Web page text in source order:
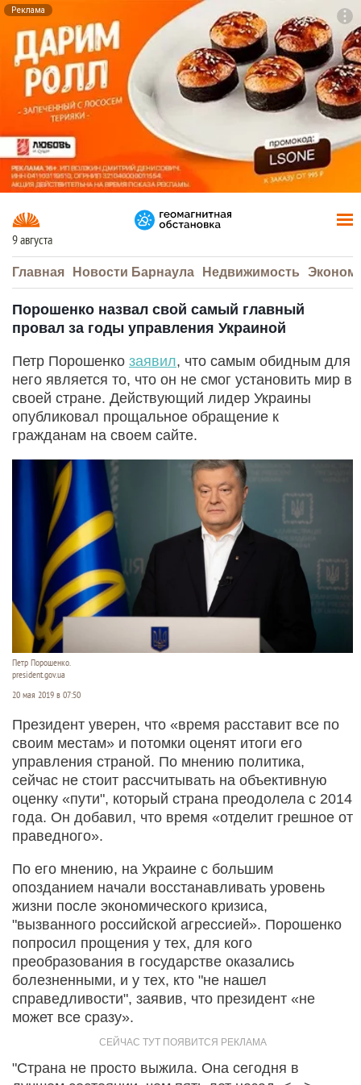
Реклама
9 августа
Главная Новости Барнаула Недвижимость
Порошенко назвал свой самый главный
провал за годы управления Украиной
Петр Порошенко заявил, что самым обидным для
него является то, что он не смог установить мир в
своей стране. Действующий лидер Украины
опубликовал прощальное обращение к
гражданам на своем сайте.
Петр Порошенко.
president.gov.ua
20 мая 2019 в 07:50
Президент уверен, что «время расставит все по
своим местам» и потомки оценят итоги его
управления страной. По мнению политика,
сейчас не стоит рассчитывать на объективную
оценку «пути", который страна преодолела с 2014
года. Он добавил, что время «отделит грешное от
праведного».
По его мнению, на Украине с большим
опозданием начали восстанавливать уровень
жизни после экономического кризиса,
"вызванного российской агрессией». Порошенко
попросил прощения у тех, для кого
преобразования в государстве оказались
болезненными, и у тех, кто "не нашел
справедливости", заявив, что президент «не
может все сразу».
"Страна не просто выжила. Она сегодня в